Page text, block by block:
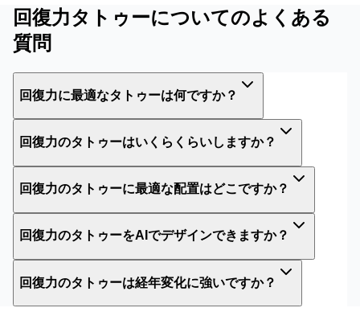
回復力タトゥーについてのよくある
質問
回復力に最適なタトゥーは何ですか？
回復力のタトゥーはいくらくらいしますか？
回復力のタトゥーに最適な配置はどこですか？
回復力のタトゥーをAIでデザインできますか？
回復力のタトゥーは経年変化に強いですか？